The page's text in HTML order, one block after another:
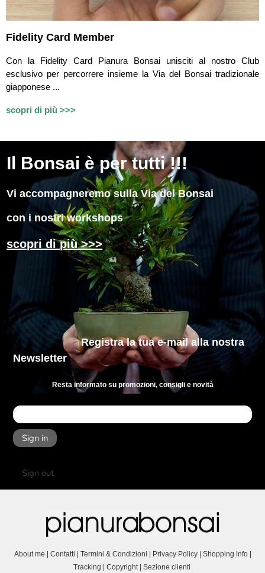
Fidelity Card Member
Con la Fidelity Card Pianura Bonsai unisciti al nostro Club
esclusivo per percorrere insieme la Via del Bonsai tradizionale
giapponese ...
scopri di più >>>
Il Bonsai è per tutti !!!
Vi accompagneremo sulla Via del Bonsai
con i nostri workshops
scopri di più >>>
Registra la tua e-mailalla nostra
Newsletter
Resta informato su promozioni, consigli e novità
Sign in
Sign out
About me | Contatti | Termini & Condizioni | Privacy Policy| Shopping info|
Tracking | Copyright| Sezione clienti